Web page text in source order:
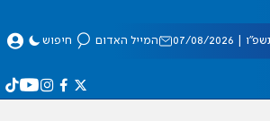
08/2026 המייל האדום חיפוש